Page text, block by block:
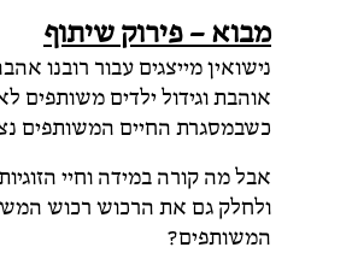
מבוא – פירוק שיתוף
נישואין מייצגים עבור רובנו
אוהבת וגידול ילדים משותפים
כשבמסגרת החיים המשותפים
אבל מה קורה במידה וחיי
ולחלק גם את הרכוש רכוש
המשותפים?